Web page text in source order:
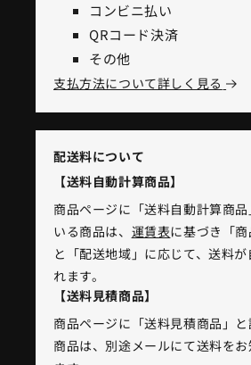
コンビニ払い
QRコード決済
その他
支払方法について詳しく見る
配送料について
【送料自動計算商品】
商品ページに「送料自動計算商
いる商品は、 運賃表に基づき「商
と「配送地域」に応じて、送料
れます。
【送料見積商品】
商品ページに「送料見積商品」
商品は、別途メールにて送料を